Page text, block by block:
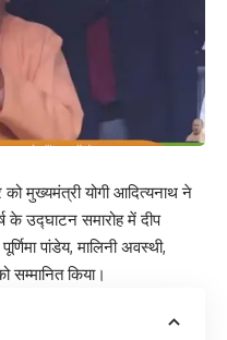
मुख्यमंत्री योगी आदित्यनाथ ने
के उद्घाटन समारोह में दीप
पांडेय, मालिनी अवस्थी,
किया।